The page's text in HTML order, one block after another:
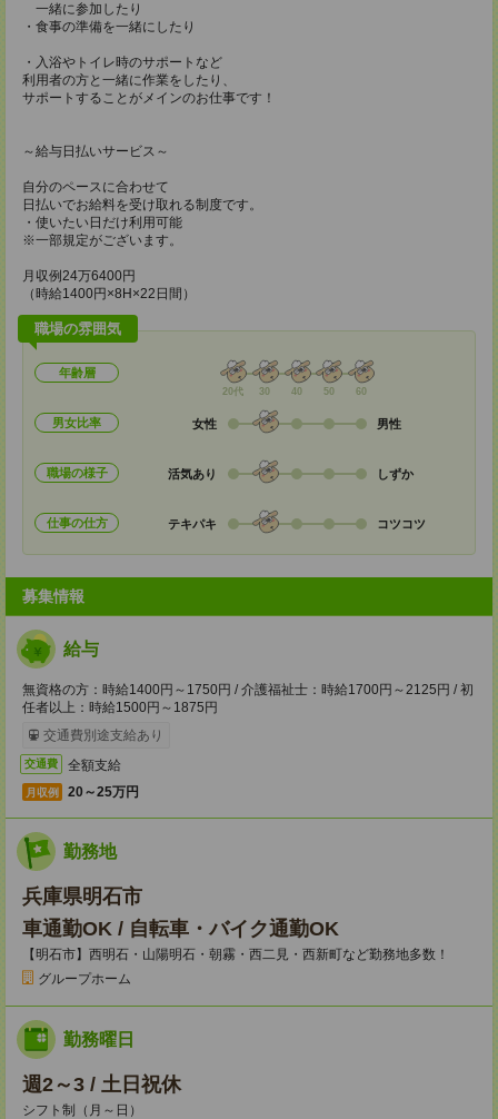
一緒に参加したり
・食事の準備を一緒にしたり
・入浴やトイレ時のサポートなど
利用者の方と一緒に作業をしたり、
サポートすることがメインのお仕事です！
～給与日払いサービス～
自分のペースに合わせて
日払いでお給料を受け取れる制度です。
・使いたい日だけ利用可能
※一部規定がございます。
月収例24万6400円
（時給1400円×8H×22日間）
職場の雰囲気
年齢層
20代 30 40 50 60
男女比率 女性 男性
職場の様子 活気あり しずか
仕事の仕方 テキパキ コツコツ
募集情報
給与
無資格の方：時給1400円～1750円 / 介護福祉士：時給1700円～2125円 / 初
任者以上：時給1500円～1875円
交通費別途支給あり
交通費 全額支給
月収例 20～25万円
勤務地
兵庫県明石市
車通勤OK / 自転車・バイク通勤OK
【明石市】西明石・山陽明石・朝霧・西二見・西新町など勤務地多数！
グループホーム
勤務曜日
週2～3 / 土日祝休
シフト制（月～日）